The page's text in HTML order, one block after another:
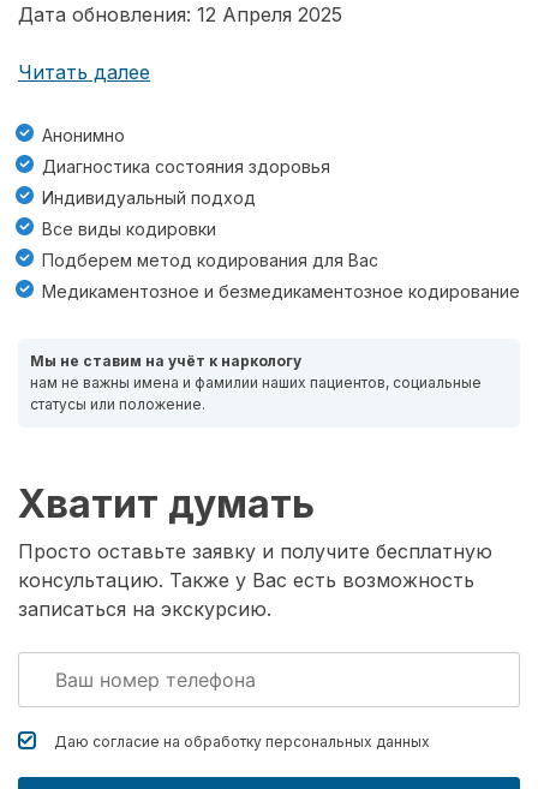
Дата обновления: 12 Апреля 2025
Читать далее
Анонимно
Диагностика состояния здоровья
Индивидуальный подход
Все виды кодировки
Подберем метод кодирования для Вас
Медикаментозное и безмедикаментозное кодирование
Мы не ставим на учёт к наркологу
нам не важны имена и фамилии наших пациентов, социальные
статусы или положение.
Хватит думать
Просто оставьте заявку и получите бесплатную
консультацию. Также у Вас есть возможность
записаться на экскурсию.
Даю согласие на обработку персональных данных